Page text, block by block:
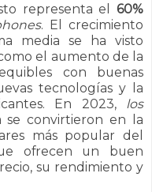
representa el60%
. El crecimiento
media se ha visto
el aumento de la
con buenas
tecnologías y la
En 2023, los
convirtieron en la
más popular del
ofrecen un buen
su rendimiento y